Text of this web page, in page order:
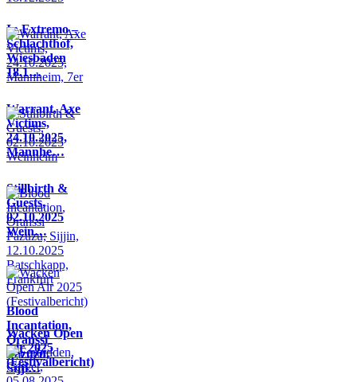
In Extremo –
Schlachthof,
Wiesbaden
18.1…
Warrant, Axe
Victims,
24.10.2025,
Mannhe…
Stillbirth &
Guests,
02.10.2025
Wein…
Blood
Incantation,
Oranssi
Pazuzu,
Sijji…
Wacken Open
Air 2025
(Festivalbericht)